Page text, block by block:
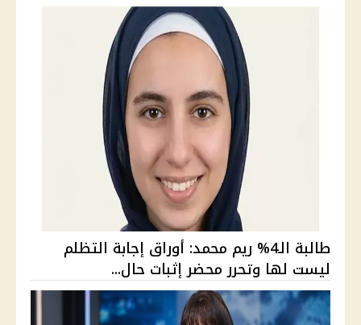
طالبة الـ4% ريم محمد: أوراق إجابة التظلم
ليست لها وتحرر محضر إثبات حال...